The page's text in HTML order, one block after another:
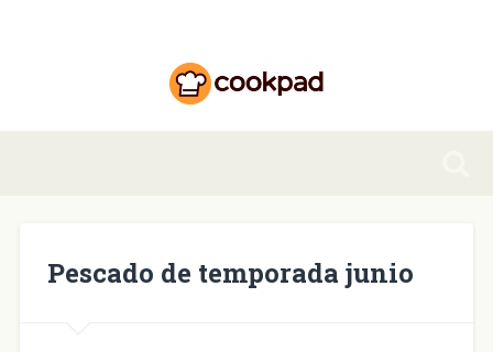
Pescado de temporada junio